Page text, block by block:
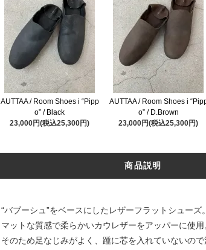
AUTTAA / Room Shoes i “Pipp
o” / Black
23,000円(税込25,300円)
AUTTAA / Room Shoes i
o” / D.Brown
23,000円(税込25,300円)
商品説明
“バブーシュ”をベースにしたレザーフラットシューズ。
マットな質感で柔らかいカウレザーをアッパーに使用
そのため足なじみがよく、踵に芯を入れていないの